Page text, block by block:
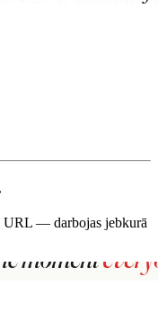
URL — darbojas jebkurā